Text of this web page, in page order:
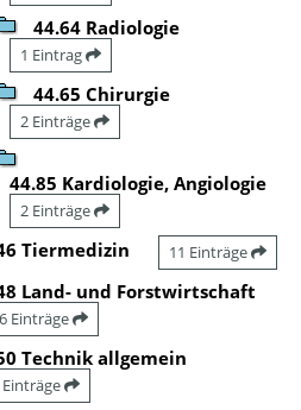
44.64 Radiologie
1 Eintrag
44.65 Chirurgie
2 Einträge
44.85 Kardiologie, Angiologie
2 Einträge
Tiermedizin 11 Einträge
Land- und Forstwirtschaft
Einträge
Technik allgemein